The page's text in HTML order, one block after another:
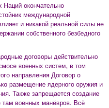
окончательно
международной
и никакой реальной силы не
собственного безбедного
договоры действительно
военных систем, в том
направления Договор о
размещение ядерного оружия и
Также запрещается создание
там военных манёвров. Всё